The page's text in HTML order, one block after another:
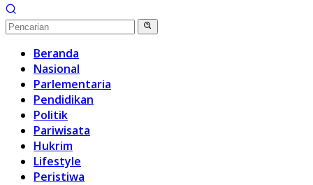
Beranda
Nasional
Parlementaria
Pendidikan
Politik
Pariwisata
Hukrim
Lifestyle
Peristiwa